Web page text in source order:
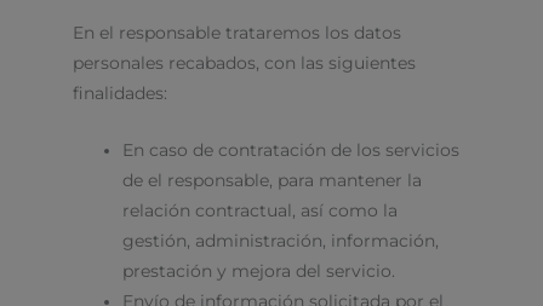
En el responsable trataremos los datos
personales recabados, con las siguientes
finalidades:
En caso de contratación de los servicios
de el responsable, para mantener la
relación contractual, así como la
gestión, administración, información,
prestación y mejora del servicio.
Envío de información solicitada por el